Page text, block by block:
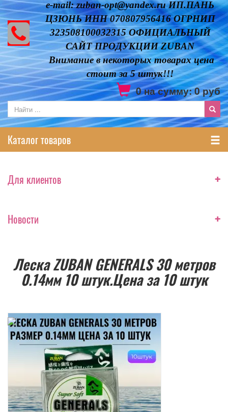
e-mail: zuban-opt@yandex.ru ИП.ПАНЬ
ЦЗЮНЬ ИНН 070807956416 ОГРНИП
323508100032315 ОФИЦИАЛЬНЫЙ
САЙТ ПРОДУКЦИИ ZUBAN
Внимание в некоторых товарах цена
стоит за 5 штук!!!
0на сумму:0руб
Каталог товаров
Для клиентов +
Новости +
Леска ZUBAN GENERALS 30 метров
0.14мм 10 штук.Цена за 10 штук